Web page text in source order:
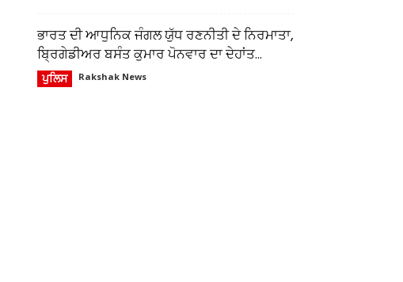
ਭਾਰਤ ਦੀ ਆਧੁਨਿਕ ਜੰਗਲ ਯੁੱਧ ਰਣਨੀਤੀ ਦੇ ਨਿਰਮਾਤਾ,
ਬ੍ਰਿਗੇਡੀਅਰ ਬਸੰਤ ਕੁਮਾਰ ਪੋਨਵਾਰ ਦਾ ਦੇਹਾਂਤ...
ਪੁਲਿਸ Rakshak News